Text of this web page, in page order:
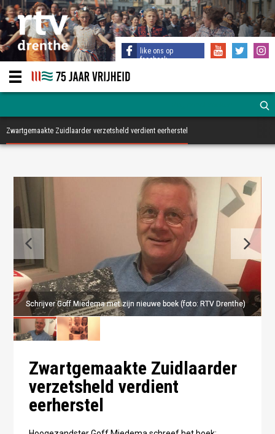
like ons op
facebook
Zwartgemaakte Zuidlaarder verzetsheld verdient eerherstel
Schrijver Goff Miedema met zijn nieuwe boek (foto: RTV Drenthe)
Schrijver Goff Miedema met zijn nieuwe boek (foto: RTV Drenthe)
Zwartgemaakte Zuidlaarder
verzetsheld verdient
eerherstel